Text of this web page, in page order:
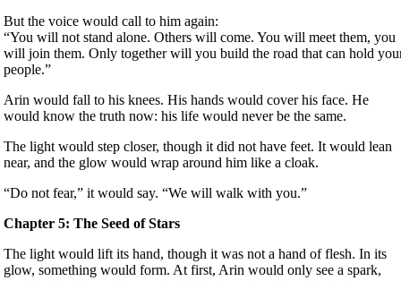
But the voice would call to him again:
“You will not stand alone. Others will come. You will meet them, you
will join them. Only together will you build the road that can hold
people.”
Arin would fall to his knees. His hands would cover his face. He
would know the truth now: his life would never be the same.
The light would step closer, though it did not have feet. It would lean
near, and the glow would wrap around him like a cloak.
“Do not fear,” it would say. “We will walk with you.”
Chapter 5: The Seed of Stars
The light would lift its hand, though it was not a hand of flesh. In its
glow, something would form. At first, Arin would only see a spark,